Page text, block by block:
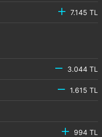
7.145 TL
3.044 TL
1.615 TL
994 TL